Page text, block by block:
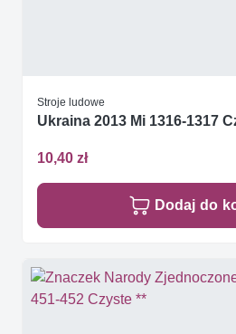
Stroje ludowe
Ukraina 2013 Mi 1316-1317
10,40 zł
Dodaj do